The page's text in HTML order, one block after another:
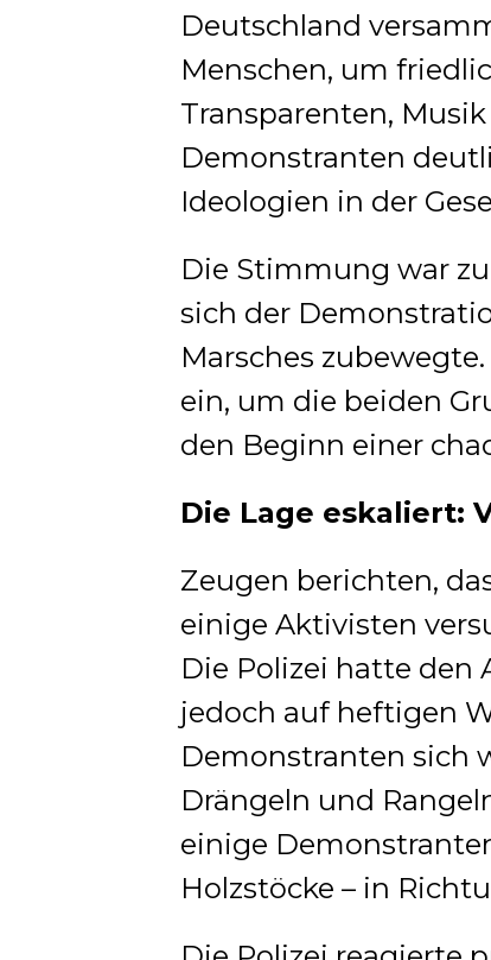
Deutschland
Menschen, um
Transparenten,
Demonstranten
Ideologien in der
Die Stimmung war
sich der
Marsches
ein, um die beiden
den Beginn einer
Die Lage eskaliert:
Zeugen berichten,
einige Aktivisten
Die Polizei hatte den
jedoch auf heftigen
Demonstranten sich
Drängeln und
einige
Holzstöcke – in